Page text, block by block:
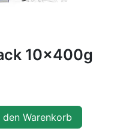
10x400g
den Warenkorb